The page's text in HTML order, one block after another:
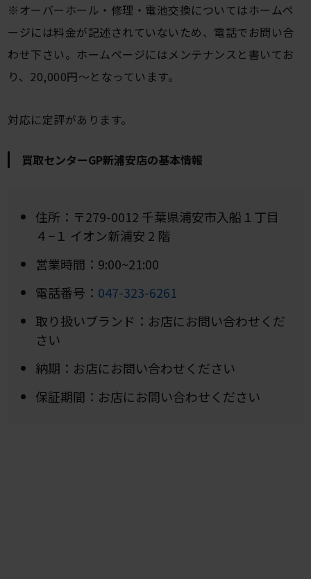
※オーバーホール・修理・電池交換についてはホームペ
ージには料金が記述されていないため、電話でお問い合
わせ下さい。ホームページにはメンテナンスと書いてお
り、20,000円〜となっています。
対応に定評があります。
買取センターGP新浦安店の基本情報
住所：〒279-0012 千葉県浦安市入船１丁目
４−１ イオン新浦安 2 階
営業時間：9:00~21:00
電話番号： 047-323-6261
取り扱いブランド：お店にお問い合わせくだ
さい
納期：お店にお問い合わせください
保証期間：お店にお問い合わせください